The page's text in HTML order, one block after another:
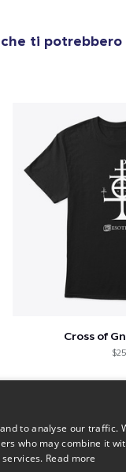
che ti potrebbero
Cross of
$25
to analyse our
who may combine it
Read more